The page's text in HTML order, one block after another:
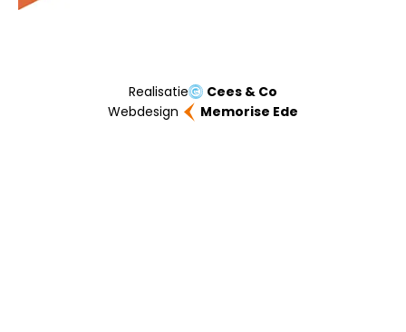
Realisatie
Cees & Co
Webdesign
Memorise Ede